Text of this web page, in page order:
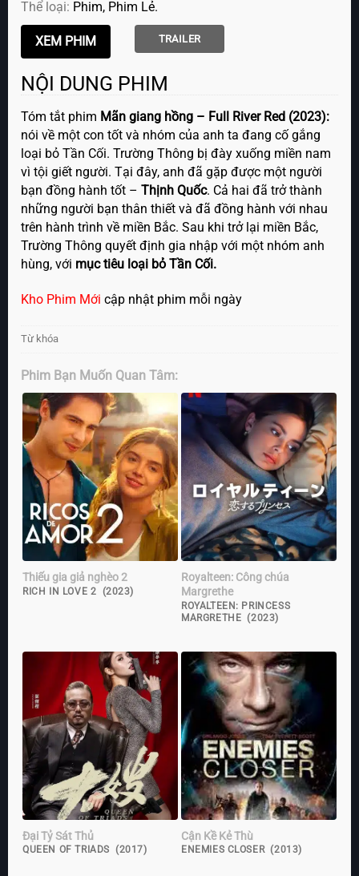
Thể loại: Phim Phim Lẻ
TRAILER
NỘI DUNG PHIM
Tóm tắt phim Mãn giang hồng – Full River Red (2023):
nói về một con tốt và nhóm của anh ta đang cố gắng
loại bỏ Tần Cối. Trường Thông bị đày xuống miền nam
vì tội giết người. Tại đây, anh đã gặp được một người
bạn đồng hành tốt –Thịnh Quốc. Cả hai đã trở thành
những người bạn thân thiết và đã đồng hành với nhau
trên hành trình về miền Bắc. Sau khi trở lại miền Bắc,
Trường Thông quyết định gia nhập với một nhóm anh
hùng, với mục tiêu loại bỏ Tần Cối.
Kho Phim Mới cập nhật phim mỗi ngày
Từ khóa
Phim Bạn Muốn Quan Tâm:
Thiếu gia giả nghèo 2
RICH IN LOVE 2 (2023)
Royalteen: Công chúa
Margrethe
ROYALTEEN: PRINCESS
MARGRETHE (2023)
Đại Tỷ Sát Thủ
QUEEN OF TRIADS (2017)
Cận Kề Kẻ Thù
ENEMIES CLOSER (2013)